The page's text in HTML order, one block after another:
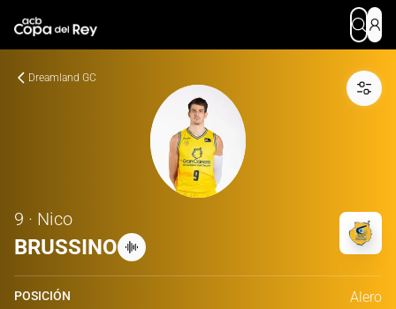
Dreamland GC
9 · Nico
BRUSSINO
POSICIÓN Alero